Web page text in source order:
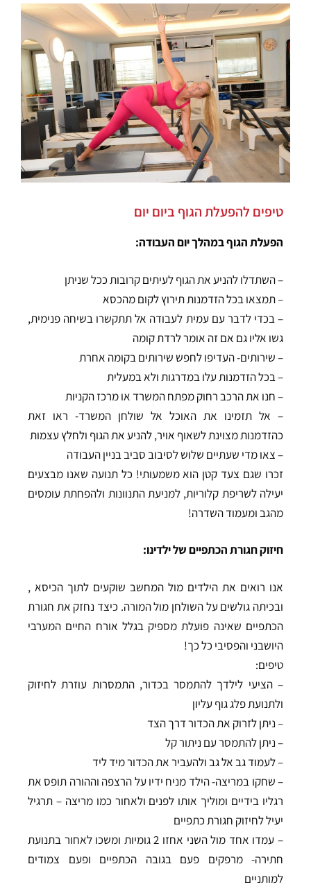
טיפים להפעלת הגוף ביום יום
הפעלת הגוף במהלך יום העבודה:
– השתדלו להניע את הגוף לעיתים קרובות ככל שניתן
– תמצאו בכל הזדמנות תירוץ לקום מהכסא
– בכדי לדבר עם עמית לעבודה אל תתקשרו בשיחה פנימית,
גשו אליו גם אם זה אומר לרדת קומה
– שירותים- העדיפו לחפש שירותים בקומה אחרת
– בכל הזדמנות עלו במדרגות ולא במעלית
– חנו את הרכב רחוק מפתח המשרד או מרכז הקניות
– אל תזמינו את האוכל אל שולחן המשרד- ראו זאת
כהזדמנות מצוינת לשאוף אויר, להניע את הגוף ולחלץ עצמות
– צאו מדי שעתיים שלוש לסיבוב סביב בניין העבודה
זכרו שגם צעד קטן הוא משמעותי! כל תנועה שאנו מבצעים
יעילה לשריפת קלוריות, למניעת התנוונות ולהפחתת עומסים
מהגב ומעמוד השדרה!
חיזוק חגורת הכתפיים של ילדינו:
אנו רואים את הילדים מול המחשב שוקעים לתוך הכיסא ,
ובכיתה גולשים על השולחן מול המורה. כיצד נחזק את חגורת
הכתפיים שאינה פועלת מספיק בגלל אורח החיים המערבי
היושבני והפסיבי כל כך!
טיפים:
– הציעי לילדך להתמסר בכדור, התמסרות עוזרת לחיזוק
ולתנועת פלג גוף עליון
– ניתן לזרוק את הכדור דרך הצד
– ניתן להתמסר עם ניתור קל
– לעמוד גב אל גב ולהעביר את הכדור מיד ליד
– שחקו במריצה- הילד מניח ידיו על הרצפה וההורה תופס את
רגליו בידיים ומוליך אותו לפנים ולאחור כמו מריצה – תרגיל
יעיל לחיזוק חגורת כתפיים
– עמדו אחד מול השני אחזו 2 גומיות ומשכו לאחור בתנועת
חתירה- מרפקים פעם בגובה הכתפיים ופעם צמודים
למותניים